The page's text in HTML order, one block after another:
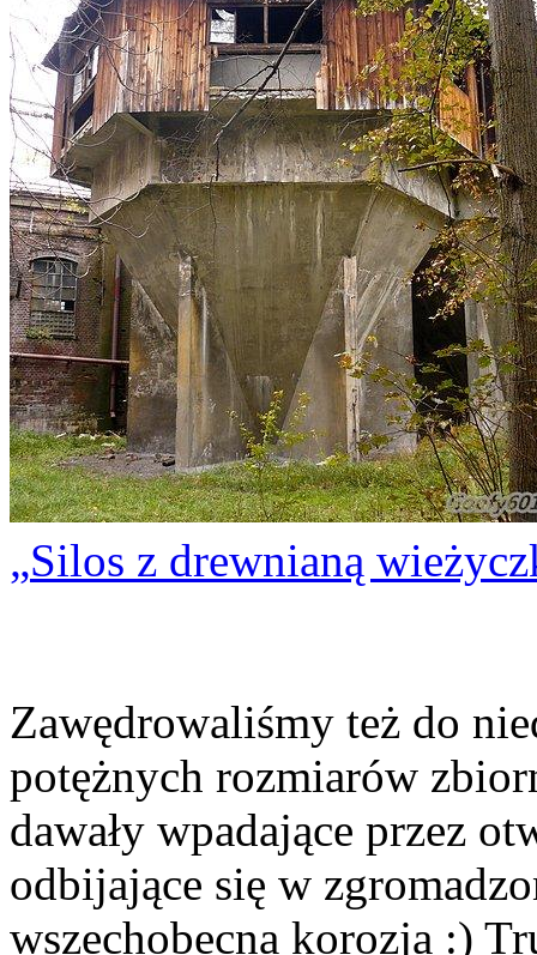
Silos z drewnianą
Zawędrowaliśmy też do
potężnych rozmiarów
dawały wpadające przez
odbijające się w
wszechobecna korozja :)